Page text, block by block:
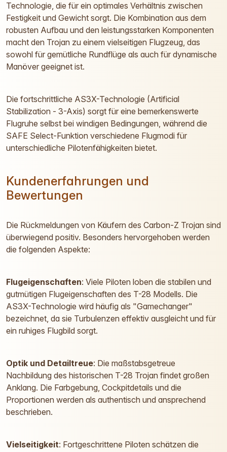
Technologie, die für ein optimales Verhältnis zwischen
Festigkeit und Gewicht sorgt. Die Kombination aus dem
robusten Aufbau und den leistungsstarken Komponenten
macht den Trojan zu einem vielseitigen Flugzeug, das
sowohl für gemütliche Rundflüge als auch für dynamische
Manöver geeignet ist.
Die fortschrittliche AS3X-Technologie (Artificial
Stabilization - 3-Axis) sorgt für eine bemerkenswerte
Flugruhe selbst bei windigen Bedingungen, während die
SAFE Select-Funktion verschiedene Flugmodi für
unterschiedliche Pilotenfähigkeiten bietet.
Kundenerfahrungen und
Bewertungen
Die Rückmeldungen von Käufern des Carbon-Z Trojan sind
überwiegend positiv. Besonders hervorgehoben werden
die folgenden Aspekte:
Flugeigenschaften: Viele Piloten loben die stabilen und
gutmütigen Flugeigenschaften des T-28 Modells. Die
AS3X-Technologie wird häufig als "Gamechanger"
bezeichnet, da sie Turbulenzen effektiv ausgleicht und für
ein ruhiges Flugbild sorgt.
Optik und Detailtreue: Die maßstabsgetreue
Nachbildung des historischen T-28 Trojan findet großen
Anklang. Die Farbgebung, Cockpitdetails und die
Proportionen werden als authentisch und ansprechend
beschrieben.
Vielseitigkeit: Fortgeschrittene Piloten schätzen die